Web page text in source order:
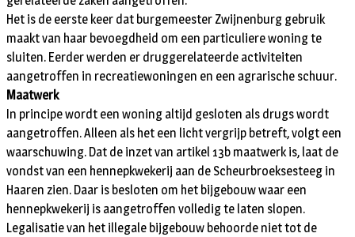
Het is de eerste keer dat burgemeester Zwijnenburg gebruik
maakt van haar bevoegdheid om een particuliere woning te
sluiten. Eerder werden er druggerelateerde activiteiten
aangetroffen in recreatiewoningen en een agrarische schuur.
Maatwerk
In principe wordt een woning altijd gesloten als drugs wordt
aangetroffen. Alleen als het een licht vergrijp betreft, volgt een
waarschuwing. Dat de inzet van artikel 13b maatwerk is, laat de
vondst van een hennepkwekerij aan de Scheurbroeksesteeg in
Haaren zien. Daar is besloten om het bijgebouw waar een
hennepkwekerij is aangetroffen volledig te laten slopen.
Legalisatie van het illegale bijgebouw behoorde niet tot de